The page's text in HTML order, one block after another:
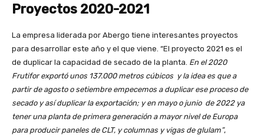
Proyectos 2020-2021
La empresa liderada por Abergo tiene interesantes proyectos
para desarrollar este año y el que viene. “El proyecto 2021 es el
de duplicar la capacidad de secado de la planta. En el 2020
Frutifor exportó unos 137.000 metros cúbicos y la idea es que a
partir de agosto o setiembre empecemos a duplicar ese proceso de
secado y así duplicar la exportación; y en mayo o junio de 2022 ya
tener una planta de primera generación a mayor nivel de Europa
para producir paneles de CLT, y columnas y vigas de glulam”,